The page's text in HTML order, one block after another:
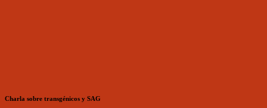
Charla sobre transgénicos y SAG